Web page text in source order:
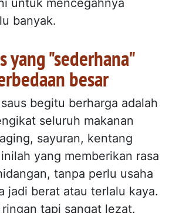
banyak.
yang "sederhana"
besar
begitu berharga adalah
seluruh makanan
sayuran, kentang
yang memberikan rasa
tanpa perlu usaha
jadi berat atau terlalu kaya.
tapi sangat lezat.